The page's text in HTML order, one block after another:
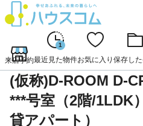
来店予約
1
最近見た物件お気に入り 保存し
(仮称)D-ROOM D-
***号室（2階/1LDK
貸アパート）